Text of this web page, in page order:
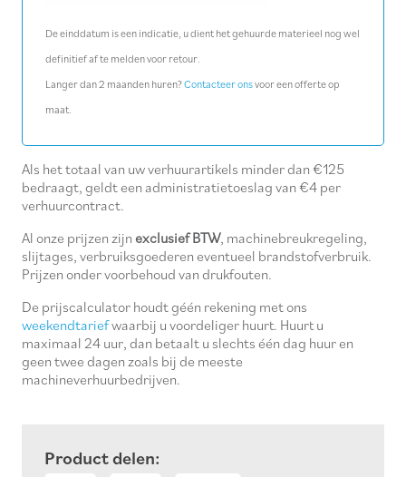
aantal
De einddatum is een indicatie, u dient het gehuurde materieel nog wel
definitief af te melden voor retour.
Langer dan 2 maanden huren?Contacteer onsvoor een offerte op
maat.
Als het totaal van uw verhuurartikels minder dan €125
bedraagt, geldt een administratietoeslag van €4 per
verhuurcontract.
Al onze prijzen zijn exclusief BTW, machinebreukregeling,
slijtages, verbruiksgoederen eventueel brandstofverbruik.
Prijzen onder voorbehoud van drukfouten.
De prijscalculator houdt géén rekening met ons
weekendtariefwaarbij u voordeliger huurt. Huurt u
maximaal 24 uur, dan betaalt u slechts één dag huur en
geen twee dagen zoals bij de meeste
machineverhuurbedrijven.
Product delen: